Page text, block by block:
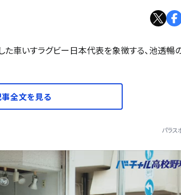
た車いすラグビー日本代表を象徴する、池透暢
全文を見る
パラス